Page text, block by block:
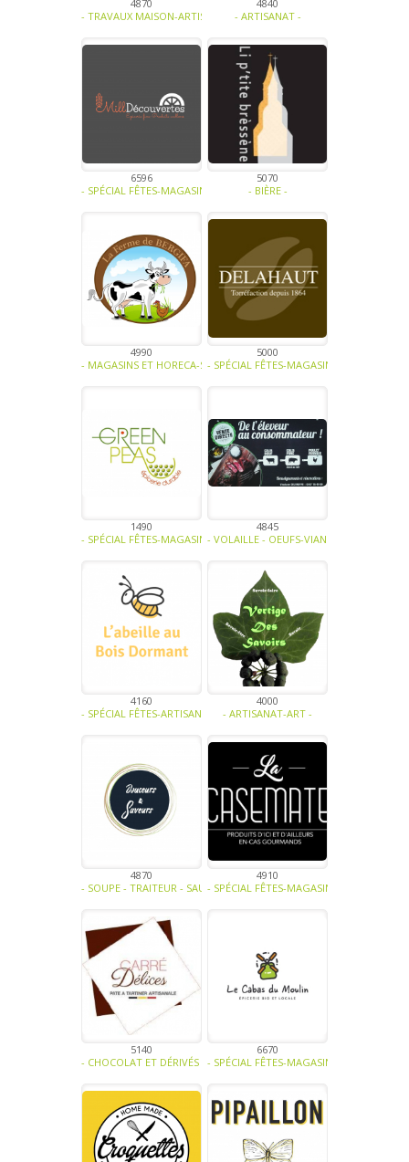
4870
- TRAVAUX MAISON-ARTISANAT -
4840
- ARTISANAT -
6596
- SPÉCIAL FÊTES-MAGASINS ET HORECA-BIO-ALCOOL-PLANTE
5070
- BIÈRE -
4990
- MAGASINS ET HORECA-SOUPE - TRAITEUR - SAUCE- TAPENADE-
5000
- SPÉCIAL FÊTES-MAGASINS ET HORECA-
1490
- SPÉCIAL FÊTES-MAGASINS ET HORECA-BIO-SOUPE - TRAITEUR -
4845
- VOLAILLE - OEUFS-VIANDE -
4160
- SPÉCIAL FÊTES-ARTISANAT-MIEL ET DÉRIVÉS-CONFISERIE -
4000
- ARTISANAT-ART -
4870
- SOUPE - TRAITEUR - SAUCE- TAPENADE-VIANDE - CHARCUTERIE -
4910
- SPÉCIAL FÊTES-MAGASINS ET HORECA-
5140
- CHOCOLAT ET DÉRIVÉS -
6670
- SPÉCIAL FÊTES-MAGASINS ET HORECA-